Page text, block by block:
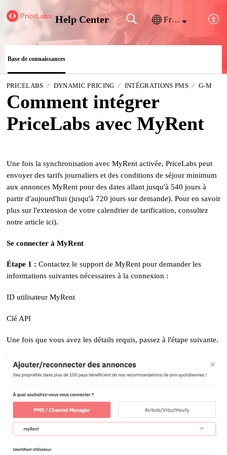
Help Center Français (France)
Base de connaissances
PRICELABS DYNAMIC PRICING INTÉGRATIONS PMS G-M
Comment intégrer
PriceLabs avec MyRent
Une fois la synchronisation avec MyRent activée, PriceLabs peut
envoyer des tarifs journaliers et des conditions de séjour minimum
aux annonces MyRent pour des dates allant jusqu'à 540 jours à
partir d'aujourd'hui (jusqu'à 720 jours sur demande). Pour en savoir
plus sur l'extension de votre calendrier de tarification, consultez
notre article ici).
Se connecter à MyRent
Étape 1 : Contactez le support de MyRent pour demander les
informations suivantes nécessaires à la connexion :
ID utilisateur MyRent
Clé API
Une fois que vous avez les détails requis, passez à l'étape suivante.